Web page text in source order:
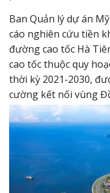
Ban Quản lý dự án
cáo nghiên cứu tiền
đường cao tốc Hà
cao tốc thuộc quy
thời kỳ 2021-2030,
cường kết nối vùng